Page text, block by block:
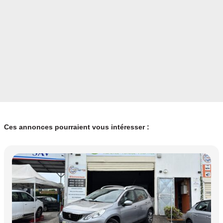
Ces annonces pourraient vous intéresser :